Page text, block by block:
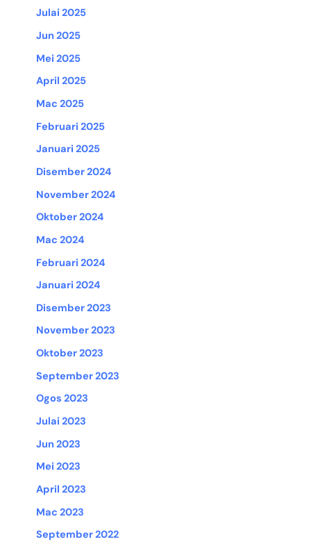
Julai 2025
Jun 2025
Mei 2025
April 2025
Mac 2025
Februari 2025
Januari 2025
Disember 2024
November 2024
Oktober 2024
Mac 2024
Februari 2024
Januari 2024
Disember 2023
November 2023
Oktober 2023
September 2023
Ogos 2023
Julai 2023
Jun 2023
Mei 2023
April 2023
Mac 2023
September 2022